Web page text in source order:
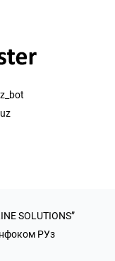
SOLUTIONS”
РУз